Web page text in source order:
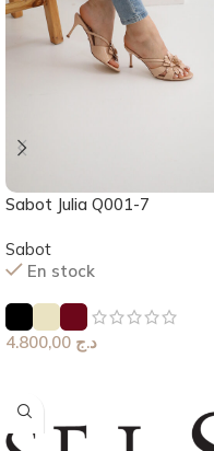
Sabot Julia Q001-7
Sabot
En stock
د.ج